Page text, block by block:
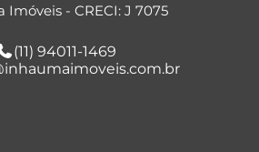
Imóveis - CRECI: J 7075
(11) 94011-1469